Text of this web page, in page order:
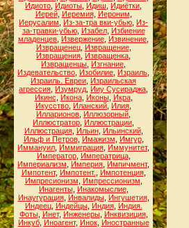
Идиото Идиоты Идиш Идиётки
Иерей, Иеремия, Иероним
Иерусалим
Из-за-тра вки-убью Из-
за-травки-убью, Изабел, Избиение
младенцев Извержение Извинение
Извращенец, Извращение,
Извращения Извращенка
Извращенцы Изгнание
Издевательство Изобилие Израиль
Израиль. Евреи Израильская
агрессия Изумруд Ииу Сусираджа
Икинс
Икона, Иконы, Икра,
Икусство Иланский Илия
Илларионов Иллюзорный
Иллюстратор Иллюстрации
Иллюстрация, Ильин, Ильинский,
Ильф и Петров, Имажизм Имгур,
Иммануил Иммиграция Иммунитет,
Император, Императрица,
Империализм
Империя Импичмент,
Импотент, Импотент. Импотенция,
Импресионизм
Импрессионизм
Инагенты, Инакомыслие,
Инаугурация, Инвалиды, Ингушетия,
Индеец, Индейцы, Индия, Индия.
Фоты, Инет, Инженеры, Инквизиция,
Инкуб, Иноагент, Инок, Иностранные